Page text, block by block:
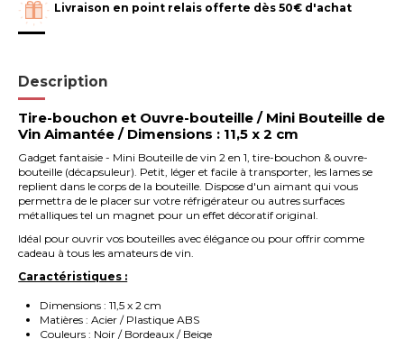
Livraison en point relais offerte dès 50€ d'achat
Description
Tire-bouchon et Ouvre-bouteille / Mini Bouteille de
Vin Aimantée / Dimensions : 11,5 x 2 cm
Gadget fantaisie - Mini Bouteille de vin 2 en 1, tire-bouchon & ouvre-
bouteille (décapsuleur). Petit, léger et facile à transporter, les lames se
replient dans le corps de la bouteille. Dispose d'un aimant qui vous
permettra de le placer sur votre réfrigérateur ou autres surfaces
métalliques tel un magnet pour un effet décoratif original.
Idéal pour ouvrir vos bouteilles avec élégance ou pour offrir comme
cadeau à tous les amateurs de vin.
Caractéristiques :
Dimensions : 11,5 x 2 cm
Matières : Acier / Plastique ABS
Couleurs : Noir / Bordeaux / Beige